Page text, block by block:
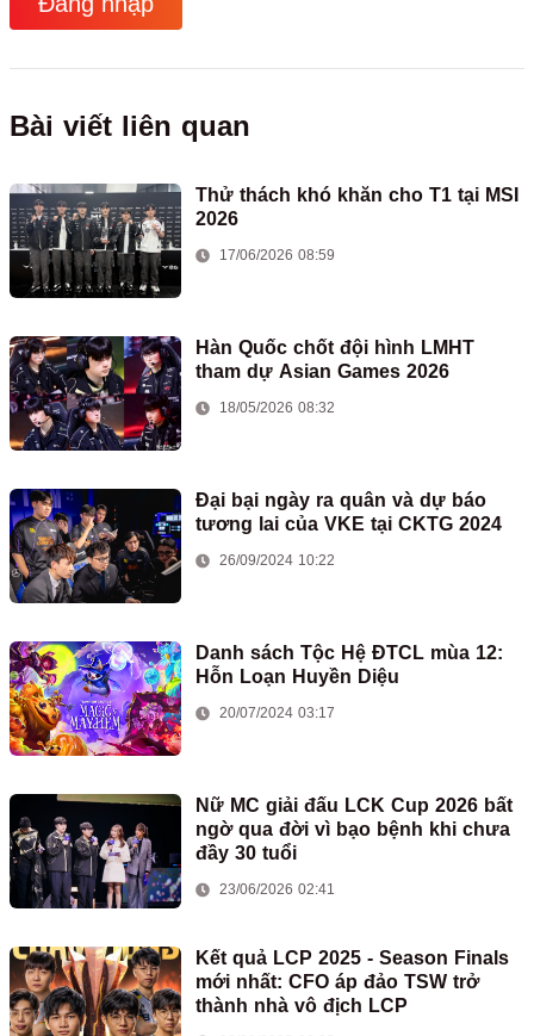
Bài viết liên quan
Thử thách khó khăn cho T1 tại MSI
2026
17/06/2026 08:59
Hàn Quốc chốt đội hình LMHT
tham dự Asian Games 2026
18/05/2026 08:32
Đại bại ngày ra quân và dự báo
tương lai của VKE tại CKTG 2024
26/09/2024 10:22
Danh sách Tộc Hệ ĐTCL mùa 12:
Hỗn Loạn Huyền Diệu
20/07/2024 03:17
Nữ MC giải đấu LCK Cup 2026 bất
ngờ qua đời vì bạo bệnh khi chưa
đầy 30 tuổi
23/06/2026 02:41
Kết quả LCP 2025 - Season Finals
mới nhất: CFO áp đảo TSW trở
thành nhà vô địch LCP